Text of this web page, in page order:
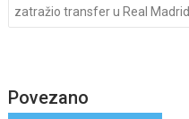
navigation
zatražio transfer u Real Madrid
Povezano